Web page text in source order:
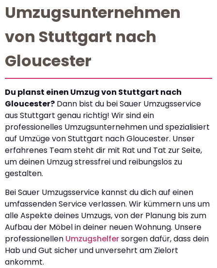
Umzugsunternehmen
von Stuttgart nach
Gloucester
Du planst einen Umzug von Stuttgart nach
Gloucester? Dann bist du bei Sauer Umzugsservice
aus Stuttgart genau richtig! Wir sind ein
professionelles Umzugsunternehmen und spezialisiert
auf Umzüge von Stuttgart nach Gloucester. Unser
erfahrenes Team steht dir mit Rat und Tat zur Seite,
um deinen Umzug stressfrei und reibungslos zu
gestalten.
Bei Sauer Umzugsservice kannst du dich auf einen
umfassenden Service verlassen. Wir kümmern uns um
alle Aspekte deines Umzugs, von der Planung bis zum
Aufbau der Möbel in deiner neuen Wohnung. Unsere
professionellen Umzugshelfersorgen dafür, dass dein
Hab und Gut sicher und unversehrt am Zielort
ankommt.